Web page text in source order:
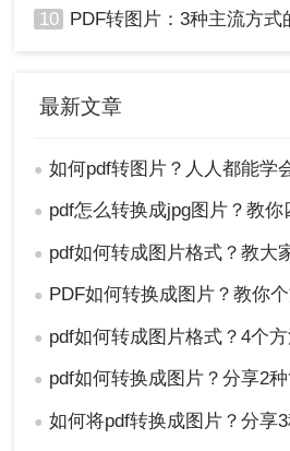
朋友不知道如何pdf转图片，那
10 PDF转图片：3种主流方式的输出
最新文章
● 如何pdf转图片？人人都能学会
● pdf怎么转换成jpg图片？教你四
● pdf如何转成图片格式？教大家轻
● PDF如何转换成图片？教你个方法，
● pdf如何转成图片格式？4个方法轻
● pdf如何转换成图片？分享2种简单又实
● 如何将pdf转换成图片？分享3种简单又实